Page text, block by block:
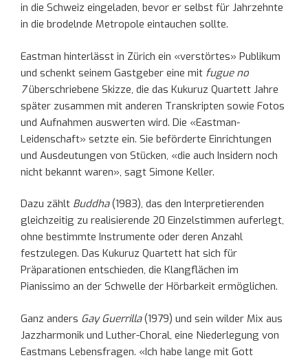
in die Schweiz eingeladen, bevor er selbst für Jahrzehnte
in die brodelnde Metropole eintauchen sollte.
Eastman hinterlässt in Zürich ein «verstörtes» Publikum
und schenkt seinem Gastgeber eine mit fugue no
7überschriebene Skizze, die das Kukuruz Quartett Jahre
später zusammen mit anderen Transkripten sowie Fotos
und Aufnahmen auswerten wird. Die «Eastman-
Leidenschaft» setzte ein. Sie beförderte Einrichtungen
und Ausdeutungen von Stücken, «die auch Insidern noch
nicht bekannt waren», sagt Simone Keller.
Dazu zählt Buddha(1983), das den Interpretierenden
gleichzeitig zu realisierende 20 Einzelstimmen auferlegt,
ohne bestimmte Instrumente oder deren Anzahl
festzulegen. Das Kukuruz Quartett hat sich für
Präparationen entschieden, die Klangflächen im
Pianissimo an der Schwelle der Hörbarkeit ermöglichen.
Ganz anders Gay Guerrilla(1979) und sein wilder Mix aus
Jazzharmonik und Luther-Choral, eine Niederlegung von
Eastmans Lebensfragen. «Ich habe lange mit Gott